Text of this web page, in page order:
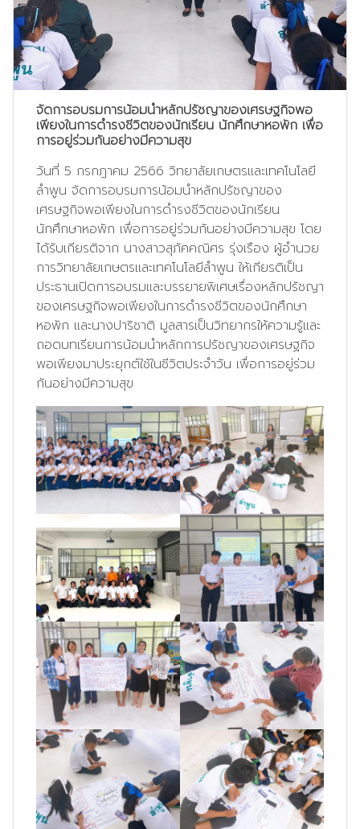
จัดการอบรมการน้อมนำหลักปรัชญาของเศรษฐกิจพอ
เพียงในการดำรงชีวิตของนักเรียน นักศึกษาหอพัก เพื่อ
การอยู่ร่วมกันอย่างมีความสุข
วันที่ 5 กรกฎาคม 2566 วิทยาลัยเกษตรและเทคโนโลยี
ลำพูน จัดการอบรมการน้อมนำหลักปรัชญาของ
เศรษฐกิจพอเพียงในการดำรงชีวิตของนักเรียน
นักศึกษาหอพัก เพื่อการอยู่ร่วมกันอย่างมีความสุข โดย
ได้รับเกียรติจาก นางสาวสุภัคคณิศร รุ่งเรือง ผู้อำนวย
การวิทยาลัยเกษตรและเทคโนโลยีลำพูน ให้เกียรติเป็น
ประธานเปิดการอบรมและบรรยายพิเศษเรื่องหลักปรัชญา
ของเศรษฐกิจพอเพียงในการดำรงชีวิตของนักศึกษา
หอพัก และนางปาริชาติ มูลสารเป็นวิทยากรให้ความรู้และ
ถอดบทเรียนการน้อมนำหลักการปรัชญาของเศรษฐกิจ
พอเพียงมาประยุกต์ใช้ในชีวิตประจำวัน เพื่อการอยู่ร่วม
กันอย่างมีความสุข